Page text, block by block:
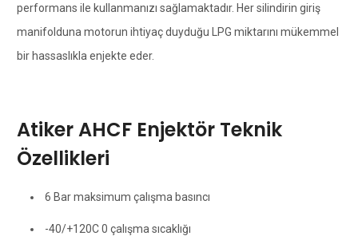
performans ile kullanmanızı sağlamaktadır. Her silindirin giriş
manifolduna motorun ihtiyaç duyduğu LPG miktarını mükemmel
bir hassaslıkla enjekte eder.
Atiker AHCF Enjektör Teknik
Özellikleri
6 Bar maksimum çalışma basıncı
-40/+120C 0 çalışma sıcaklığı